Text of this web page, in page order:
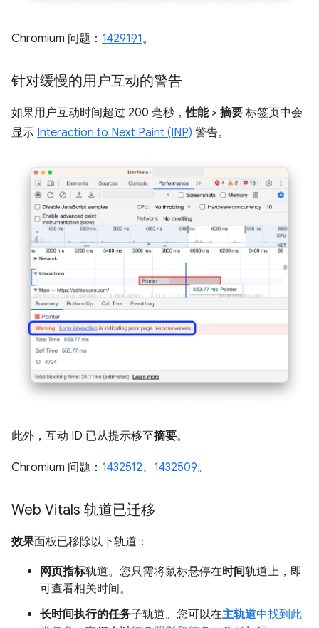
Chromium 问题： 1429191。
针对缓慢的用户互动的警告
如果用户互动时间超过 200 毫秒，性能> 摘要 标签页中会
显示 Interaction to Next Paint (INP) 警告。
此外，互动 ID 已从提示移至摘要。
Chromium 问题： 1432512、 1432509。
Web Vitals 轨道已迁移
效果面板已移除以下轨道：
网页指标轨道。您只需将鼠标悬停在时间轨道上，即
可查看相关时间。
长时间执行的任务子轨道。您可以在主轨道中找到此